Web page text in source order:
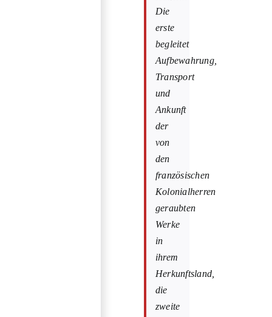
Die
erste
begleitet
Aufbewahrung,
Transport
und
Ankunft
der
von
den
französischen
Kolonialherren
geraubten
Werke
in
ihrem
Herkunftsland,
die
zweite